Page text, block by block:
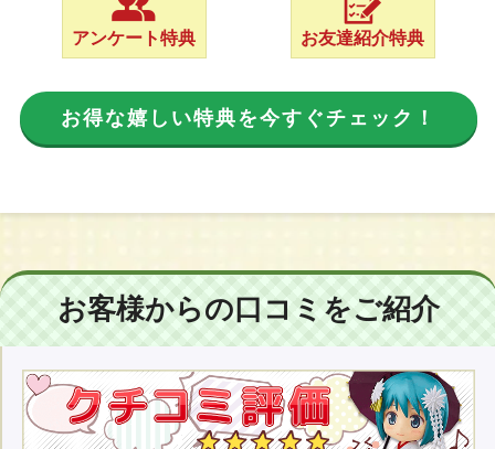
アンケート特典 お友達紹介特典
お得な嬉しい特典を今すぐチェック！
お客様からの口コミをご紹介